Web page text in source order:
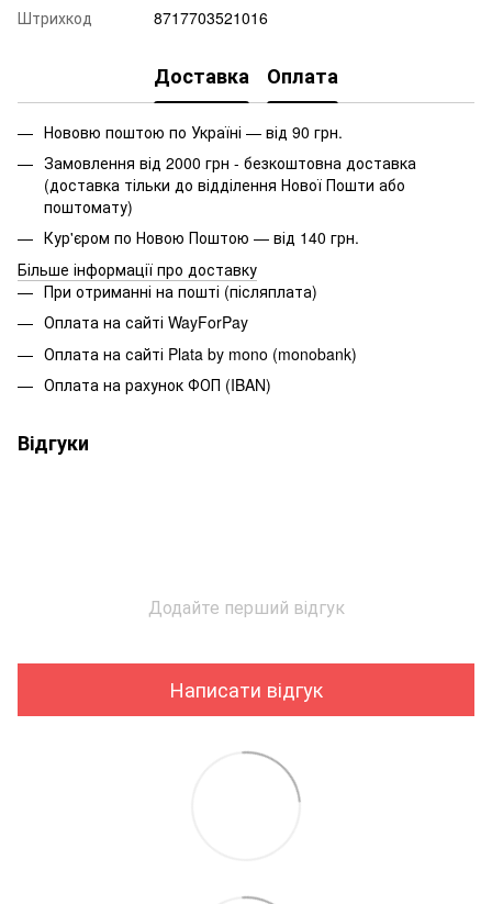
Штрихкод
8717703521016
Доставка Оплата
Нововю поштою по Україні — від 90 грн.
Замовлення від 2000 грн - безкоштовна доставка
(доставка тільки до відділення Нової Пошти або
поштомату)
Кур'єром по Новою Поштою — від 140 грн.
Більше інформації про доставку
При отриманні на пошті (післяплата)
Оплата на сайті WayForPay
Оплата на сайті Plata by mono (monobank)
Оплата на рахунок ФОП (IBAN)
Відгуки
Додайте перший відгук
Написати відгук